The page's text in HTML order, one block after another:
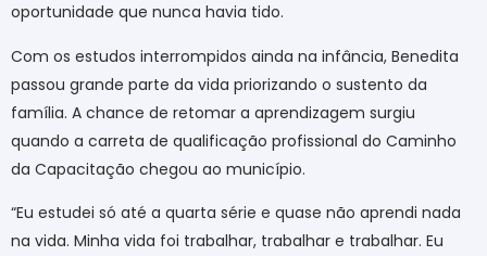
oportunidade que nunca havia tido.
Com os estudos interrompidos ainda na infância, Benedita
passou grande parte da vida priorizando o sustento da
família. A chance de retomar a aprendizagem surgiu
quando a carreta de qualificação profissional do Caminho
da Capacitação chegou ao município.
“Eu estudei só até a quarta série e quase não aprendi nada
na vida. Minha vida foi trabalhar, trabalhar e trabalhar. Eu